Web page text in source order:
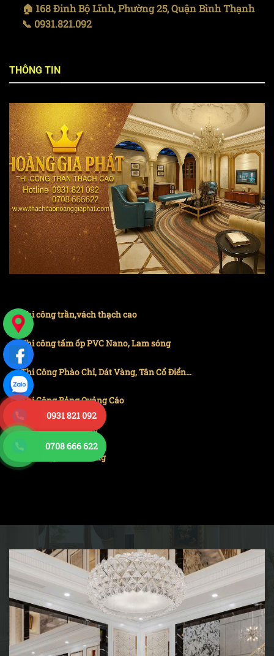
🏠 168 Đinh Bộ Lĩnh, Phường 25, Quận Bình Thạnh
📞 0931.821.092
THÔNG TIN
Thi công trần,vách thạch cao
Thi công tấm ốp PVC Nano, Lam sóng
Thi Công Phào Chỉ, Dát Vàng, Tân Cổ Điển...
Thi Công Bảng Quảng Cáo
Thi Công Sơn Nước
Thi Công Trần Gương
0931 821 092
0708 666 622